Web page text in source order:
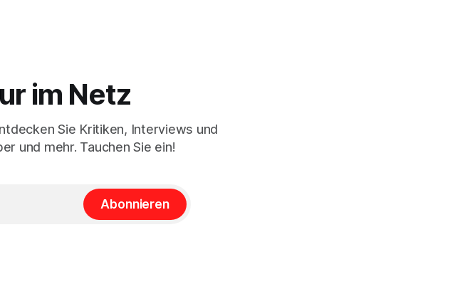
im Netz
Sie Kritiken, Interviews und
und mehr. Tauchen Sie ein!
Abonnieren